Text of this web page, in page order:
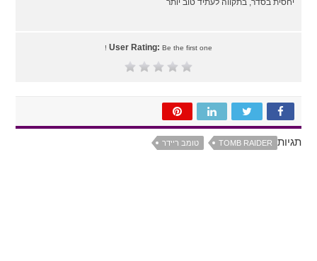
יחסית בסדר, בתקווה לעתיד טוב יותר
User Rating:Be the first one !
תגיות TOMB RAIDER טומב ריידר